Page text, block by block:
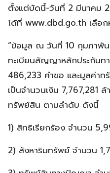
ตั้งแต่บัดนี้-วันที่ 2 มีนาคม
ได้ที่ www.dbd.go.th เลือ
“ข้อมูล ณ วันที่ 10 กุมภาพั
ทะเบียนสัญญาหลักประกันท
486,233 คำขอ และมูลค่า
เป็นจำนวนเงิน 7,767,281
ทรัพย์สิน ตามลำดับ ดังนี้
1) สิทธิเรียกร้อง จำนวน
2) สังหาริมทรัพย์ จำนวน